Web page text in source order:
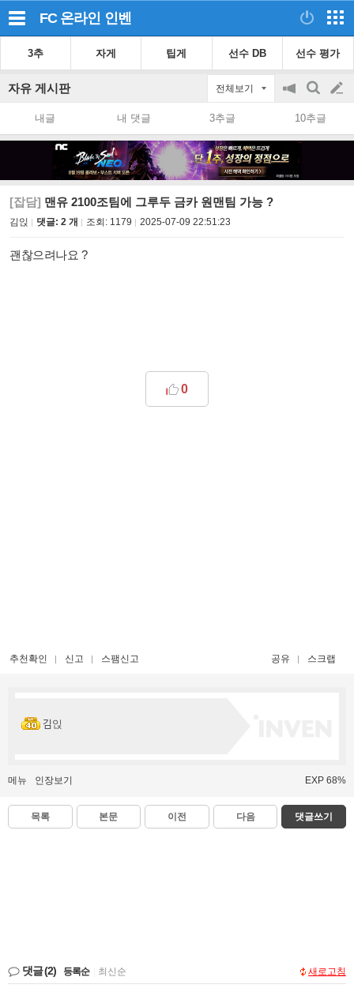
FC 온라인 인벤
3추 자게 팁게 선수 DB 선수 평가
자유 게시판 전체보기
공
지
on/off
검
색
글
쓰
내글 내 댓글 3추글 10추글
[잡담] 맨유 2100조팀에 그루두 금카 원맨팀 가능 ?
김읹 댓글: 2 개 조회: 1179 2025-07-09 22:51:23
괜찮으려나요 ?
0
추천확인 신고 스팸신고 공유 스크랩
김읹
메뉴 인장보기 EXP 68%
목록 본문 이전 다음 댓글쓰기
댓글(2) 등록순 최신순 새로고침